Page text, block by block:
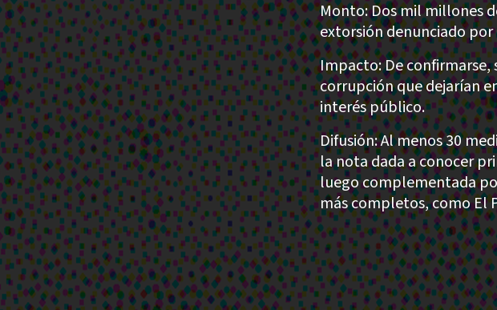
Monto: Dos mil millones
extorsión denunciado
Impacto: De confirmarse,
corrupción que dejarían
interés público.
Difusión: Al menos 30
la nota dada a conocer
luego complementada
más completos, como El